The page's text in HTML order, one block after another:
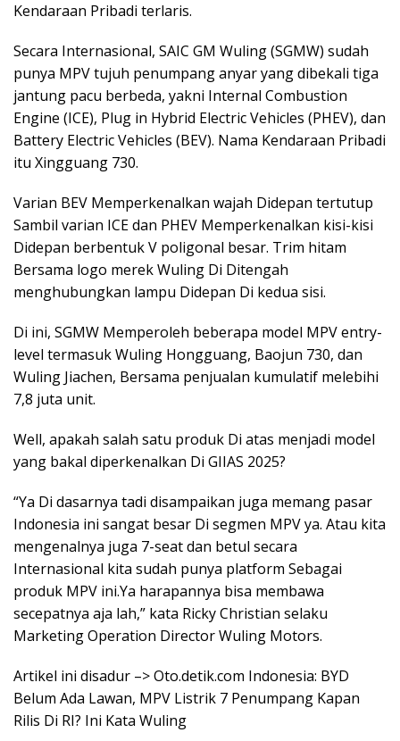
Kendaraan Pribadi terlaris.
Secara Internasional, SAIC GM Wuling (SGMW) sudah
punya MPV tujuh penumpang anyar yang dibekali tiga
jantung pacu berbeda, yakni Internal Combustion
Engine (ICE), Plug in Hybrid Electric Vehicles (PHEV), dan
Battery Electric Vehicles (BEV). Nama Kendaraan Pribadi
itu Xingguang 730.
Varian BEV Memperkenalkan wajah Didepan tertutup
Sambil varian ICE dan PHEV Memperkenalkan kisi-kisi
Didepan berbentuk V poligonal besar. Trim hitam
Bersama logo merek Wuling Di Ditengah
menghubungkan lampu Didepan Di kedua sisi.
Di ini, SGMW Memperoleh beberapa model MPV entry-
level termasuk Wuling Hongguang, Baojun 730, dan
Wuling Jiachen, Bersama penjualan kumulatif melebihi
7,8 juta unit.
Well, apakah salah satu produk Di atas menjadi model
yang bakal diperkenalkan Di GIIAS 2025?
“Ya Di dasarnya tadi disampaikan juga memang pasar
Indonesia ini sangat besar Di segmen MPV ya. Atau kita
mengenalnya juga 7-seat dan betul secara
Internasional kita sudah punya platform Sebagai
produk MPV ini.Ya harapannya bisa membawa
secepatnya aja lah,” kata Ricky Christian selaku
Marketing Operation Director Wuling Motors.
Artikel ini disadur –> Oto.detik.com Indonesia: BYD
Belum Ada Lawan, MPV Listrik 7 Penumpang Kapan
Rilis Di RI? Ini Kata Wuling